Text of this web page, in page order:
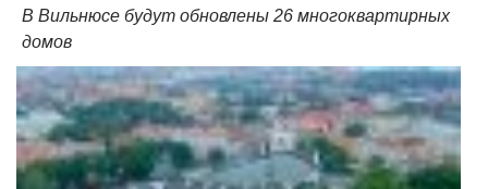
В Вильнюсе будут обновлены 26 многоквартирных
домов